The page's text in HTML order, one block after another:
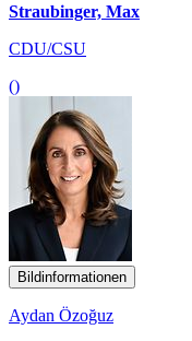
Straubinger, Max
CDU/CSU
()
Bildinformationen
Aydan Özoğuz